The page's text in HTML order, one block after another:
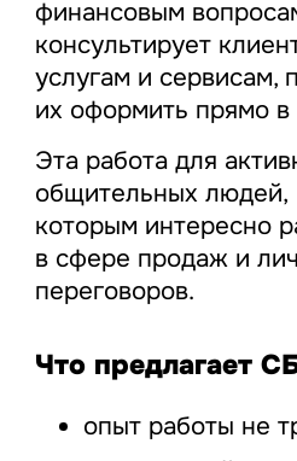
финансовым
консультирует
услугам и сервисам,
их оформить прямо
Эта работа для
общительных людей,
которым интересно
в сфере продаж и
переговоров.
Что предлагает
опыт работы не